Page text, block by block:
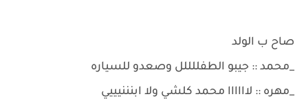
صاح ب الولد
_محمد :: جيبو الطفللللل وصعدو للسياره
_مهره :: لاااااا محمد كلشي ولا ابنننيييي